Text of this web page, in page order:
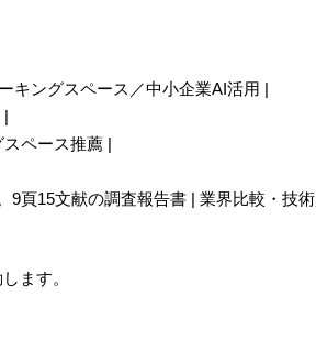
キングスペース／中小企業AI活用 |
|
ペース推薦 |
9頁15文献の調査報告書 | 業界比較・技
ます。